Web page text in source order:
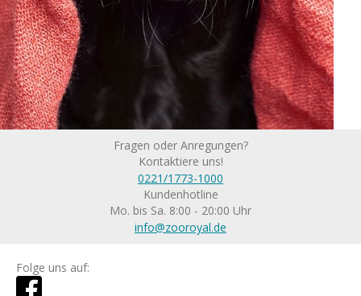
Fragen oder Anregungen?
Kontaktiere uns!
0221/1773-1000
Kundenhotline
Mo. bis Sa. 8:00 - 20:00 Uhr
info@zooroyal.de
Folge uns auf: